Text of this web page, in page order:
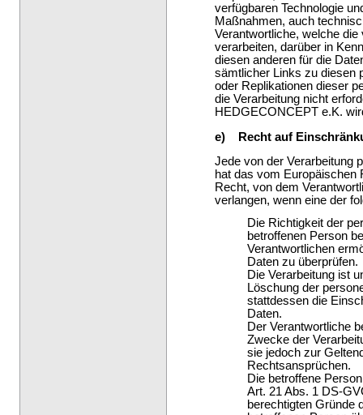
verfügbaren Technologie
Maßnahmen, auch
Verantwortliche, welche
verarbeiten, darüber in
diesen anderen für die
sämtlicher Links zu diesen
oder Replikationen dieser
die Verarbeitung nicht
HEDGECONCEPT e.K.
e) Recht auf
Jede von der Verarbeitung
hat das vom Europäischen
Recht, von dem
verlangen, wenn eine der
Die Richtigkeit der
betroffenen Person
Verantwortlichen
Daten zu überprüfen.
Die Verarbeitung ist
Löschung der
stattdessen die
Daten.
Der Verantwortliche
Zwecke der
sie jedoch zur
Rechtsansprüchen.
Die betroffene
Art. 21 Abs. 1 DS-
berechtigten Gründe